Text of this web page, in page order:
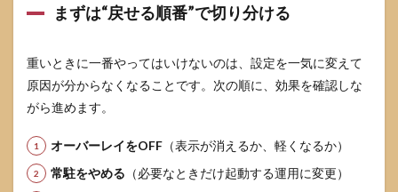
まずは“戻せる順番”で切り分ける
重いときに一番やってはいけないのは、設定を一気に変えて
原因が分からなくなることです。次の順に、効果を確認しな
がら進めます。
オーバーレイをOFF （表示が消えるか、軽くなるか）
常駐をやめる （必要なときだけ起動する運用に変更）